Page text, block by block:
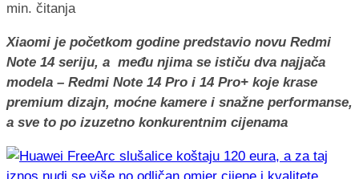
min. čitanja
Xiaomi je početkom godine predstavio novu Redmi
Note 14 seriju, a među njima se ističu dva najjača
modela – Redmi Note 14 Pro i 14 Pro+ koje krase
premium dizajn, moćne kamere i snažne performanse,
a sve to po izuzetno konkurentnim cijenama